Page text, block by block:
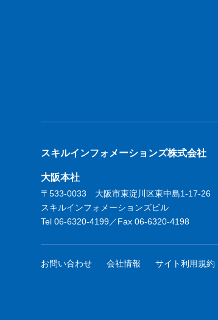
スキルインフォメーションズ株式会社
大阪本社
〒533-0033 大阪市東淀川区東中島1-17-26
スキルインフォメーションズビル
Tel 06-6320-4199／Fax 06-6320-4198
お問い合わせ 会社情報 サイト利用規約